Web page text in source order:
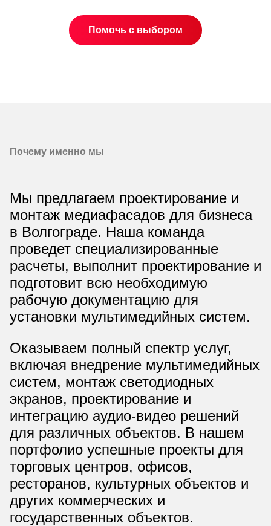
Помочь с выбором
Почему именно мы
Мы предлагаем проектирование и
монтаж медиафасадов для бизнеса
в Волгограде. Наша команда
проведет специализированные
расчеты, выполнит проектирование и
подготовит всю необходимую
рабочую документацию для
установки мультимедийных систем.
Оказываем полный спектр услуг,
включая внедрение мультимедийных
систем, монтаж светодиодных
экранов, проектирование и
интеграцию аудио-видео решений
для различных объектов. В нашем
портфолио успешные проекты для
торговых центров, офисов,
ресторанов, культурных объектов и
других коммерческих и
государственных объектов.